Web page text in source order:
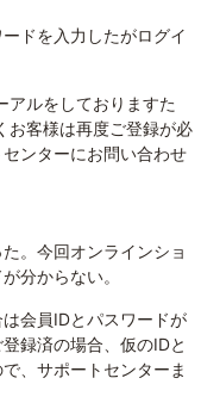
ドを入力したがログイ
アルをしておりますた
お客様は再度ご登録が必
ンターにお問い合わせ
。今回オンラインショ
分からない。
会員IDとパスワードが
録済の場合、仮のIDと
、サポートセンターま